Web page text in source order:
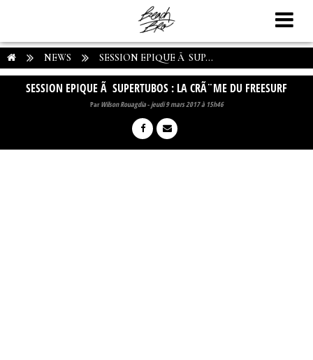
NEWS SESSION EPIQUE Ã SUP...
SESSION EPIQUE Ã SUPERTUBOS : LA CRÃ¨ME DU FREESURF
ParWilson Rouagdia-jeudi 9 mars 2017 à 15h46